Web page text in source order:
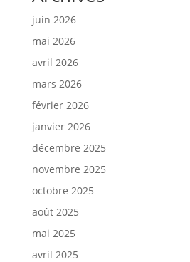
juin 2026
mai 2026
avril 2026
mars 2026
février 2026
janvier 2026
décembre 2025
novembre 2025
octobre 2025
août 2025
mai 2025
avril 2025